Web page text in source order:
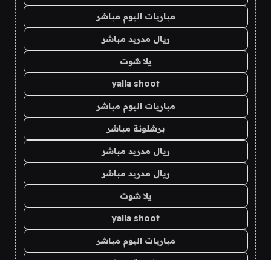
مباريات اليوم مباشر
ريال مدريد مباشر
يلا شوت
yalla shoot
مباريات اليوم مباشر
برشلونة مباشر
ريال مدريد مباشر
ريال مدريد مباشر
يلا شوت
yalla shoot
مباريات اليوم مباشر